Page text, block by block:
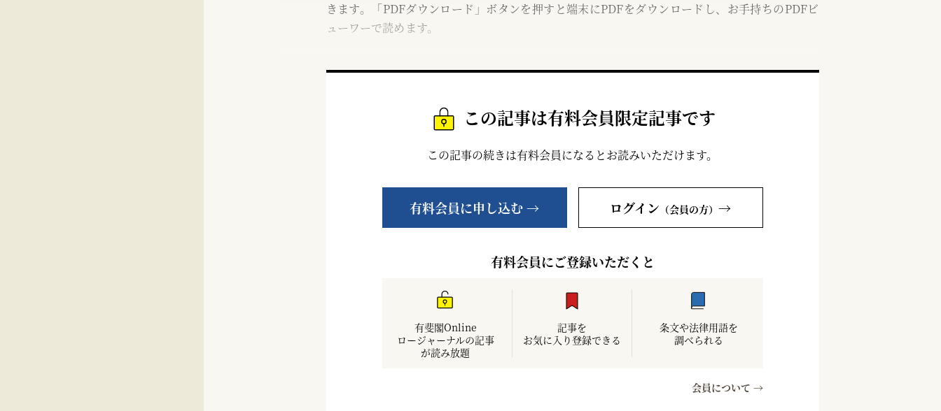
きます。「PDFダウンロード」ボタンを押すと端末にPDFをダウンロードし、お手持ちのPDFビ
ューワーで読めます。
この記事は有料会員限定記事です
この記事の続きは有料会員になるとお読みいただけます。
有料会員に申し込む → ログイン （会員の方） →
有料会員にご登録いただくと
有斐閣Online
ロージャーナルの記事
が読み放題
記事を
お気に入り登録できる
条文や法律用語を
調べられる
会員について →